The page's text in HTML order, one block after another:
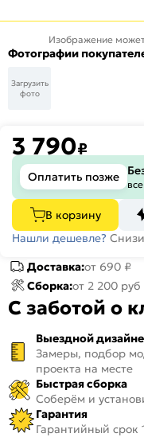
Изображение может
Фотографии
Загрузить
фото
3 790₽
Оплатить позже
В корзину
Нашли дешевле?
Доставка:от 690 ₽
Сборка:от 2 200 руб
С заботой о
Выездной
Замеры, подбор
проекта на месте
Быстрая сборка
Соберём и
Гарантия
Гарантийный срок